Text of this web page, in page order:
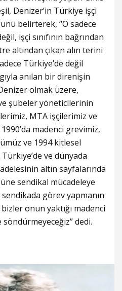
Denizer’in Türkiye işçi
belirterek, “O sadece
işçi sınıfının bağrından
altından çıkan alın terini
Türkiye’de değil
anılan bir direnişin
olmak üzere,
şubeler yöneticilerinin
MTA işçilerimiz ve
madenci grevimiz,
ve 1994 kitlesel
ve dünyada
altın sayfalarında
sendikal mücadeleye
görev yapmanın
onun yaktığı madenci
dedi.